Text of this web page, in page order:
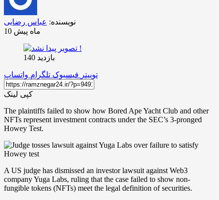
نویسنده: عباس رضایی
10 ماه پیش
بازدید 140
توییتر فیسبوک تلگرام واتساپ
کپی لینک
The plaintiffs failed to show how Bored Ape Yacht Club and other
NFTs represent investment contracts under the SEC’s 3-pronged
Howey Test.
A US judge has dismissed an investor lawsuit against Web3
company Yuga Labs, ruling that the case failed to show non-
fungible tokens (NFTs) meet the legal definition of securities.